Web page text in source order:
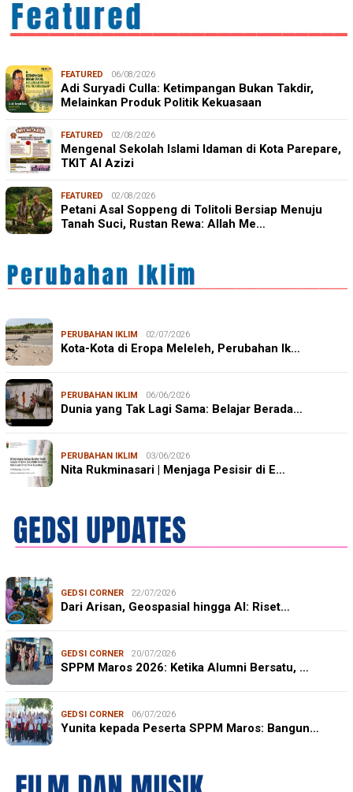
FEATURED 06/08/2026
Adi Suryadi Culla: Ketimpangan Bukan Takdir,
Melainkan Produk Politik Kekuasaan
FEATURED 02/08/2026
Mengenal Sekolah Islami Idaman di Kota Parepare,
TKIT Al Azizi
FEATURED 02/08/2026
Petani Asal Soppeng di Tolitoli Bersiap Menuju
Tanah Suci, Rustan Rewa: Allah Me…
PERUBAHAN IKLIM 02/07/2026
Kota-Kota di Eropa Meleleh, Perubahan Ik…
PERUBAHAN IKLIM 06/06/2026
Dunia yang Tak Lagi Sama: Belajar Berada…
PERUBAHAN IKLIM 03/06/2026
Nita Rukminasari | Menjaga Pesisir di E…
GEDSI CORNER 22/07/2026
Dari Arisan, Geospasial hingga AI: Riset…
GEDSI CORNER 20/07/2026
SPPM Maros 2026: Ketika Alumni Bersatu, …
GEDSI CORNER 06/07/2026
Yunita kepada Peserta SPPM Maros: Bangun…